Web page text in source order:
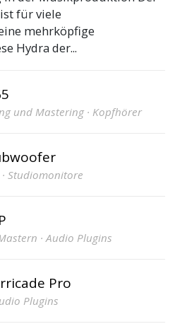
für viele
mehrköpfige
Hydra der...
und Mastering · Kopfhörer
Studiomonitore
· Audio Plugins
Pro
Plugins